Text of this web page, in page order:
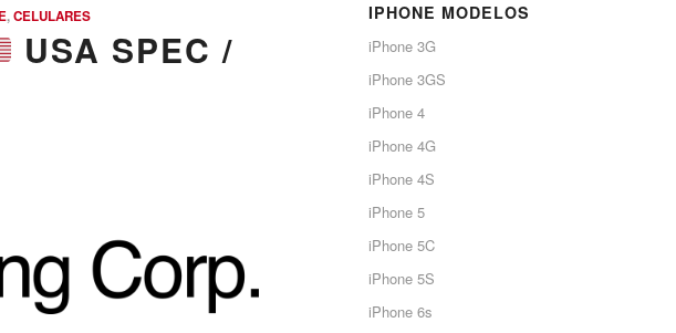
,CELULARES
USA SPEC /
IPHONE MODELOS
iPhone 3G
iPhone 3GS
iPhone 4
iPhone 4G
iPhone 4S
iPhone 5
iPhone 5C
iPhone 5S
iPhone 6s